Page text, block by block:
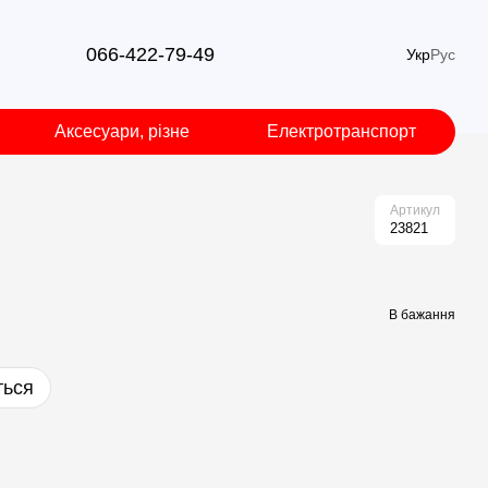
066-422-79-49 УкрРус
Аксесуари, різне Електротранспорт
Артикул
23821
В бажання